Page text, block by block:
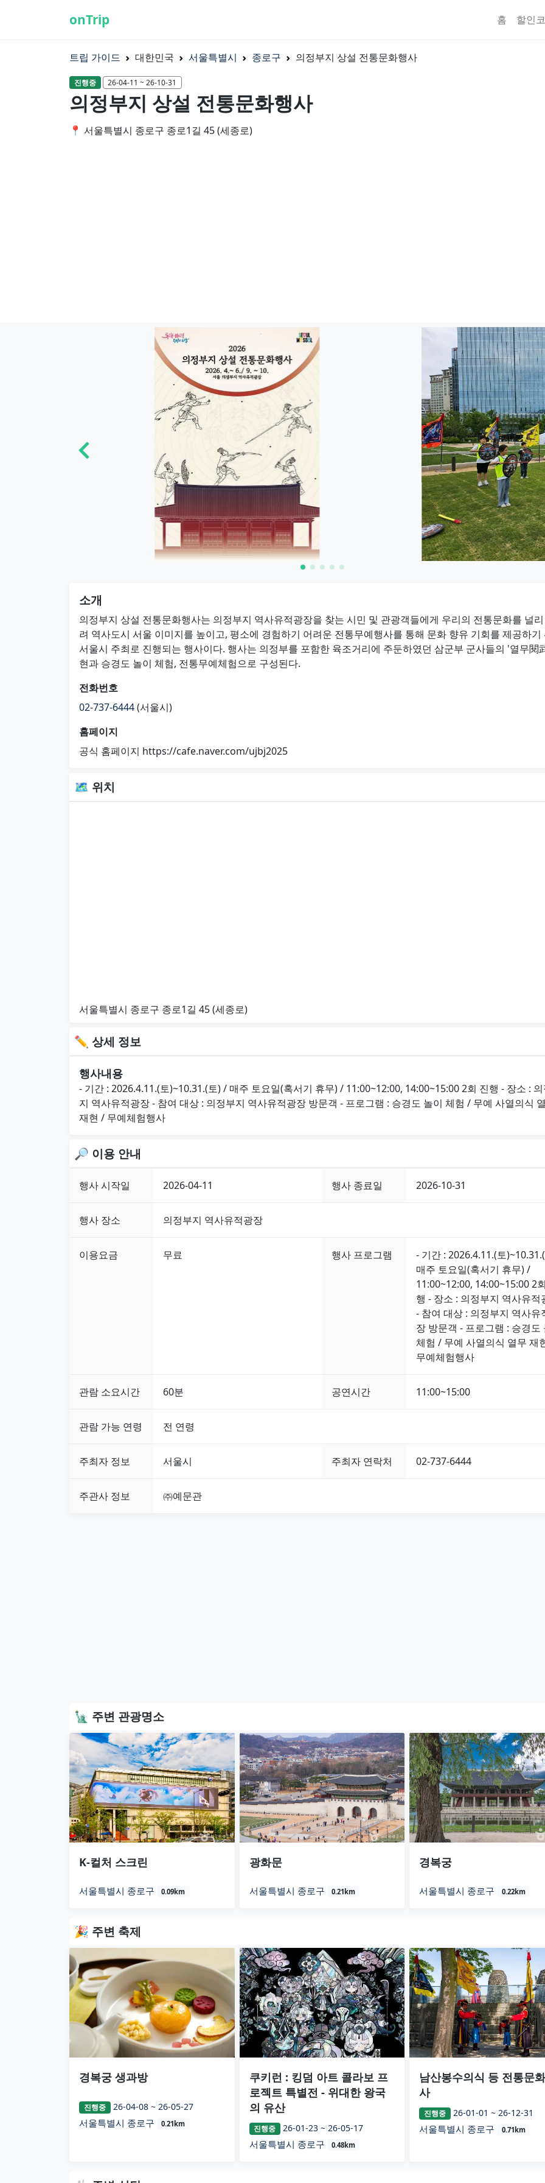
onTrip 홈 할인
트립 가이드 대한민국 서울특별시 종로구 의정부지 상설 전통문화행사
진행중 26-04-11 ~ 26-10-31
의정부지 상설 전통문화행사
📍 서울특별시 종로구 종로1길 45 (세종로)
소개
의정부지 상설 전통문화행사는 의정부지 역사유적광장을 찾는 시민 및 관광객들에게 우리의 전통문화를 널
려 역사도시 서울 이미지를 높이고, 평소에 경험하기 어려운 전통무예행사를 통해 문화 향유 기회를 제공하기
서울시 주최로 진행되는 행사이다. 행사는 의정부를 포함한 육조거리에 주둔하였던 삼군부 군사들의 '열무閱
현과 승경도 놀이 체험, 전통무예체험으로 구성된다.
전화번호
02-737-6444(서울시)
홈페이지
공식 홈페이지 https://cafe.naver.com/ujbj2025
🗺 위치
서울특별시 종로구 종로1길 45 (세종로)
✏ 상세 정보
행사내용
- 기간 : 2026.4.11.(토)~10.31.(토) / 매주 토요일(혹서기 휴무) / 11:00~12:00, 14:00~15:00 2회 진행 - 장소 :
지 역사유적광장 - 참여 대상 : 의정부지 역사유적광장 방문객 - 프로그램 : 승경도 놀이 체험 / 무예 사열의식
재현 / 무예체험행사
🔎 이용 안내
행사 시작일 2026-04-11 행사 종료일 2026-10-31
행사 장소 의정부지 역사유적광장
이용요금 무료 행사 프로그램
- 기간 : 2026.4.11.(토
매주 토요일(혹서기 휴무) /
11:00~12:00, 14:00~15:00 2
행 - 장소 : 의정부지 역사유적
- 참여 대상 : 의정부지 역사유
장 방문객 - 프로그램 : 승경도
체험 / 무예 사열의식 열무 재
무예체험행사
관람 소요시간 60분 공연시간 11:00~15:00
관람 가능 연령 전 연령
주최자 정보 서울시 주최자 연락처 02-737-6444
주관사 정보 ㈜예문관
🗽 주변 관광명소
K-컬처 스크린
서울특별시 종로구 0.09km
광화문
서울특별시 종로구 0.21km
경복궁
서울특별시 종로구 0.22km
🎉 주변 축제
경복궁 생과방
진행중 26-04-08 ~ 26-05-27
서울특별시 종로구 0.21km
쿠키런 : 킹덤 아트 콜라보 프
로젝트 특별전 - 위대한 왕국
의 유산
진행중 26-01-23 ~ 26-05-17
서울특별시 종로구 0.48km
남산봉수의식 등 전통문
사
진행중 26-01-01 ~ 26-12-31
서울특별시 종로구 0.71km